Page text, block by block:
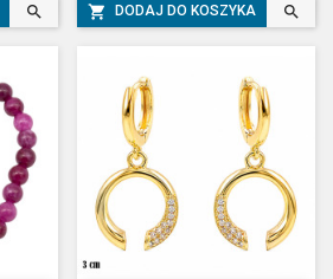
  DODAJ DO KOSZYKA 